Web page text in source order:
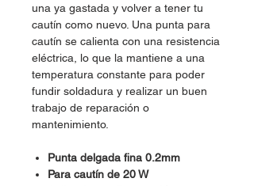
una ya gastada y volver a tener tu
cautín como nuevo. Una punta para
cautín se calienta con una resistencia
eléctrica, lo que la mantiene a una
temperatura constante para poder
fundir soldadura y realizar un buen
trabajo de reparación o
mantenimiento.
Punta delgada fina 0.2mm
Para cautín de 20 W